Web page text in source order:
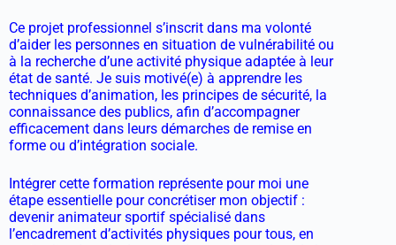
Ce projet professionnel s’inscrit dans ma volonté
d’aider les personnes en situation de vulnérabilité ou
à la recherche d’une activité physique adaptée à leur
état de santé. Je suis motivé(e) à apprendre les
techniques d’animation, les principes de sécurité, la
connaissance des publics, afin d’accompagner
efficacement dans leurs démarches de remise en
forme ou d’intégration sociale.
Intégrer cette formation représente pour moi une
étape essentielle pour concrétiser mon objectif :
devenir animateur sportif spécialisé dans
l’encadrement d’activités physiques pour tous, en